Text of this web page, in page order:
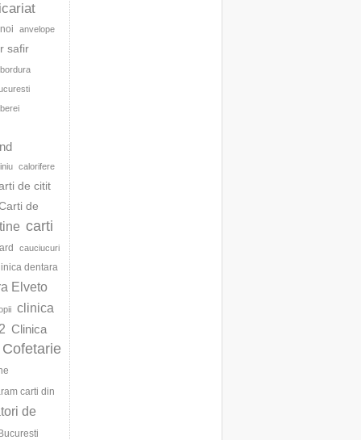
anvelope
safir
bordura
calorifere
de citit
de
carti
cauciucuri
dentara
Elveto
clinica
Clinica
Cofetarie
carti din
de